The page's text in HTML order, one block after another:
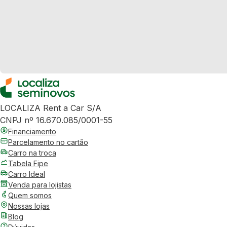
LOCALIZA Rent a Car S/A
CNPJ nº 16.670.085/0001-55
Financiamento
Parcelamento no cartão
Carro na troca
Tabela Fipe
Carro Ideal
Venda para lojistas
Quem somos
Nossas lojas
Blog